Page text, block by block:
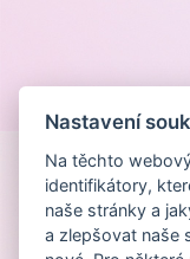
Nastavení
Na těchto
identifikátory,
naše stránky a
a zlepšovat naše